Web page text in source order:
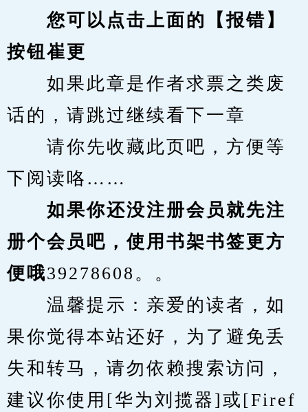
您可以点击上面的【报错】
按钮崔更
如果此章是作者求票之类废
话的，请跳过继续看下一章
请你先收藏此页吧，方便等
下阅读咯……
如果你还没注册会员就先注
册个会员吧，使用书架书签更方
便哦39278608。。
温馨提示：亲爱的读者，如
果你觉得本站还好，为了避免丢
失和转马，请勿依赖搜索访问，
建议你使用[华为刘揽器]或[Firef